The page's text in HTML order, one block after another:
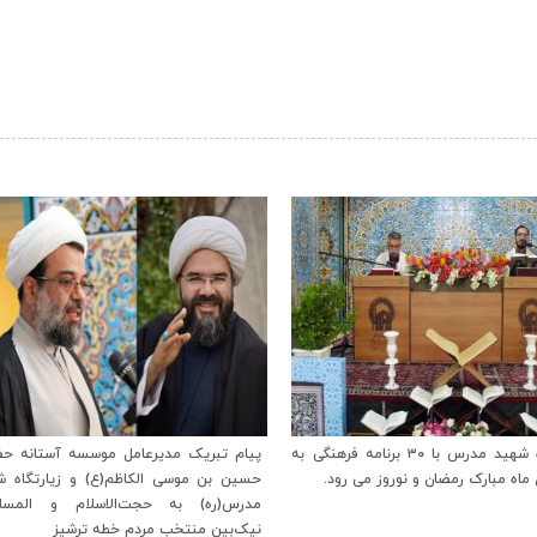
مدیرعامل موسسه آستانه حضرت
موسی الکاظم(ع) و زیارتگاه شهید
پیام نوروزی حضرت آیت‌الله خامنه‌ای
معظم انقلاب اسلامی به مناسبت
۱۳۹۹